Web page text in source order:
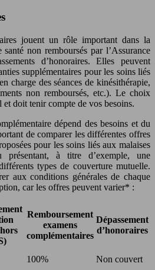
jouent un rôle important dans la
non remboursés par l’Assurance
d’honoraires. Elles peuvent
supplémentaires pour les soins liés
charge des séances de kinésithérapie,
non remboursés, etc.). Le choix
et doit tenir compte de vos besoins.
dépend des besoins et du
de comparer les différentes offres
pour les soins liés aux malaises
à titre d’exemple, une
types de couverture mutuelle.
aux conditions générales de chaque
car les offres peuvent varier* :
Remboursement
examens
complémentaires
Dépassement
d’honoraires
100%
Non couvert